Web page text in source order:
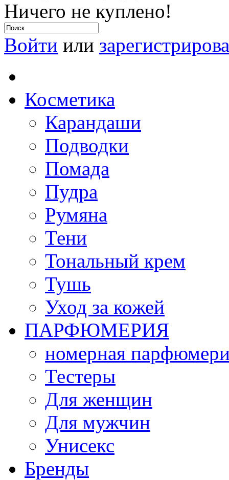
Ничего не куплено!
Войти или
Косметика
Карандаши
Подводки
Помада
Пудра
Румяна
Тени
Тональный крем
Тушь
Уход за кожей
ПАРФЮМЕРИЯ
номерная
Тестеры
Для женщин
Для мужчин
Унисекс
Бренды